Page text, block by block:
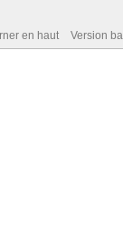
en haut Version